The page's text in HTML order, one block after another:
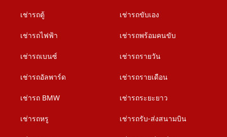
เช่ารถตู้
เช่ารถไฟฟ้า
เช่ารถเบนซ์
เช่ารถอัลพาร์ด
เช่ารถ BMW
เช่ารถหรู
เช่ารถขับเอง
เช่ารถพร้อมคนขับ
เช่ารถรายวัน
เช่ารถรายเดือน
เช่ารถระยะยาว
เช่ารถรับ-ส่งสนามบิน